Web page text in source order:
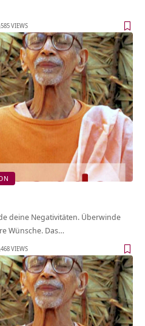
585 VIEWS
deine Negativitäten. Überwinde
Wünsche. Das…
468 VIEWS